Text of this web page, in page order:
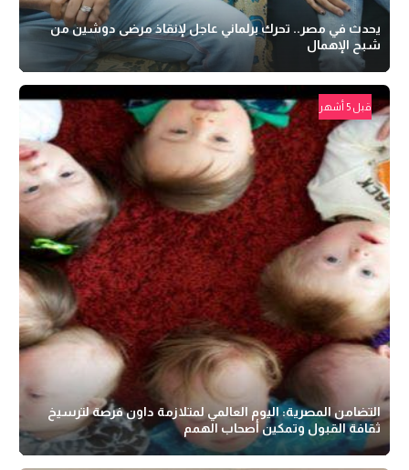
يحدث في مصر.. تحرك برلماني عاجل لإنقاذ مرضى دوشين من
شبح الإهمال
قبل 5 أشهر
التضامن المصرية: اليوم العالمي لمتلازمة داون فرصة لترسيخ
ثقافة القبول وتمكين أصحاب الهمم